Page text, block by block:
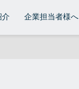
介 企業担当者様へ